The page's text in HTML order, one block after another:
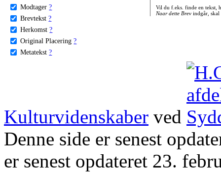
Modtager ?
Brevtekst ?
Herkomst ?
Original Placering ?
Metatekst ?
Vil du f.eks. finde en tekst,
Naar dette Brevindgår, skal
Kulturvidenskaber ved
Denne side er senest
er senest opdateret 23.